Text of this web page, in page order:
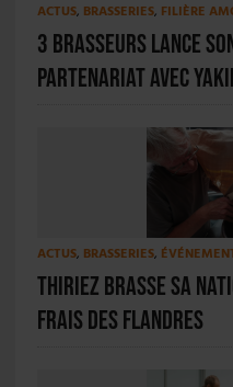
ACTUS, BRASSERIES, FILIÈRE
3 Brasseurs lance
partenariat avec
ACTUS, BRASSERIES,
Thiriez brasse sa
frais des Flandres